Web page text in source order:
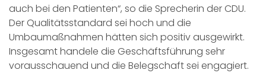
auch bei den Patienten“, so die Sprecherin der CDU.
Der Qualitätsstandard sei hoch und die
Umbaumaßnahmen hätten sich positiv ausgewirkt.
Insgesamt handele die Geschäftsführung sehr
vorausschauend und die Belegschaft sei engagiert.